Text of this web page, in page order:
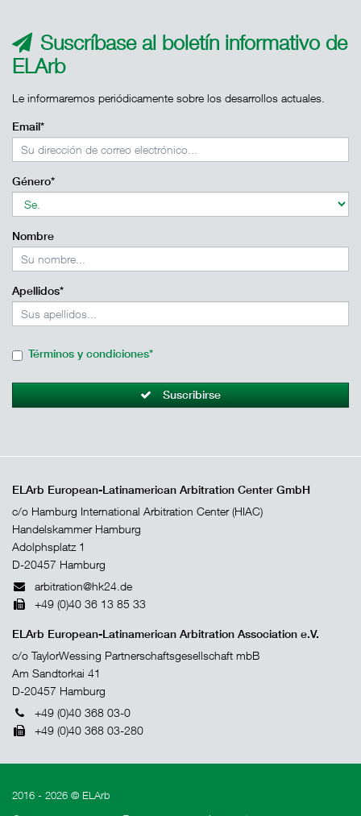
Suscríbase al boletín informativo de
ELArb
Le informaremos periódicamente sobre los desarrollos actuales.
Email*
Género*
Nombre
Apellidos*
Términos y condiciones*
Suscribirse
ELArb European-Latinamerican Arbitration Center GmbH
c/o Hamburg International Arbitration Center (HIAC)
Handelskammer Hamburg
Adolphsplatz 1
D-20457 Hamburg
arbitration@hk24.de
+49 (0)40 36 13 85 33
ELArb European-Latinamerican Arbitration Association e.V.
c/o TaylorWessing Partnerschaftsgesellschaft mbB
Am Sandtorkai 41
D-20457 Hamburg
+49 (0)40 368 03-0
+49 (0)40 368 03-280
2016 - 2026 © ELArb